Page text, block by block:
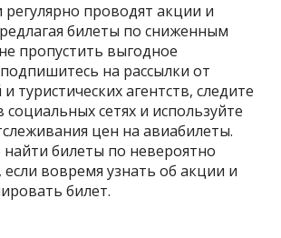
проводят акции и
билеты по сниженным
пропустить выгодное
на рассылки от
туристических агентств, следите
социальных сетях и используйте
цен на авиабилеты.
билеты по невероятно
вовремя узнать об акции и
билет.